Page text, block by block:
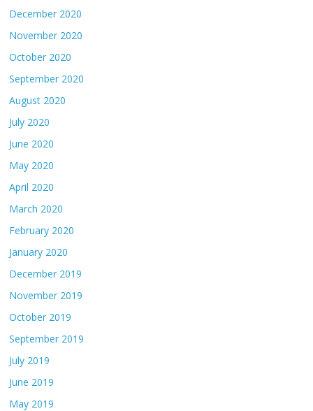
December 2020
November 2020
October 2020
September 2020
August 2020
July 2020
June 2020
May 2020
April 2020
March 2020
February 2020
January 2020
December 2019
November 2019
October 2019
September 2019
July 2019
June 2019
May 2019